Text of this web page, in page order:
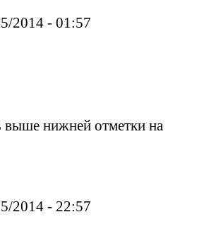
2014 - 01:57
нижней отметки на
2014 - 22:57